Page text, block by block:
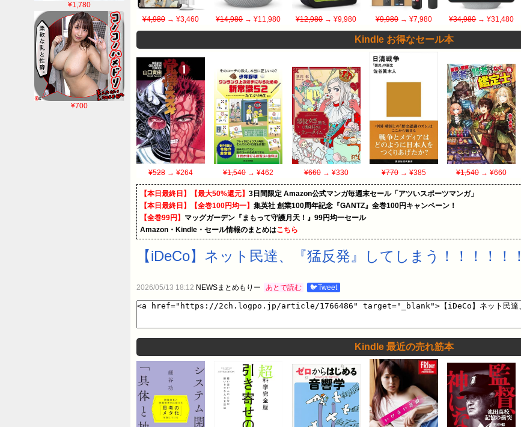
¥1,780
¥700
¥4,980 → ¥3,460 ¥14,980→ ¥11,980 ¥12,980→ ¥9,980 ¥9,980→ ¥7,980 ¥34,980→ ¥31,480
Kindle お得なセール本
¥528 → ¥264 ¥1,540→ ¥462 ¥660→ ¥330 ¥770→ ¥385 ¥1,540→ ¥660
【本日最終日】【最大50%還元】 3日間限定 Amazon公式マンガ毎週末セール「アツいスポーツマンガ」
【本日最終日】【全巻100円均一】 集英社 創業100周年記念『GANTZ』全巻100円キャンペーン！
【全巻99円】 マッグガーデン『まもって守護月天！』99円均一セール
Amazon・Kindle・セール情報のまとめはこちら
【iDeCo】ネット民達、『猛反発』してしまう！！！！！！
2026/05/13 18:12 NEWSまとめもりー あとで読む 🐦Tweet
Kindle 最近の売れ筋本